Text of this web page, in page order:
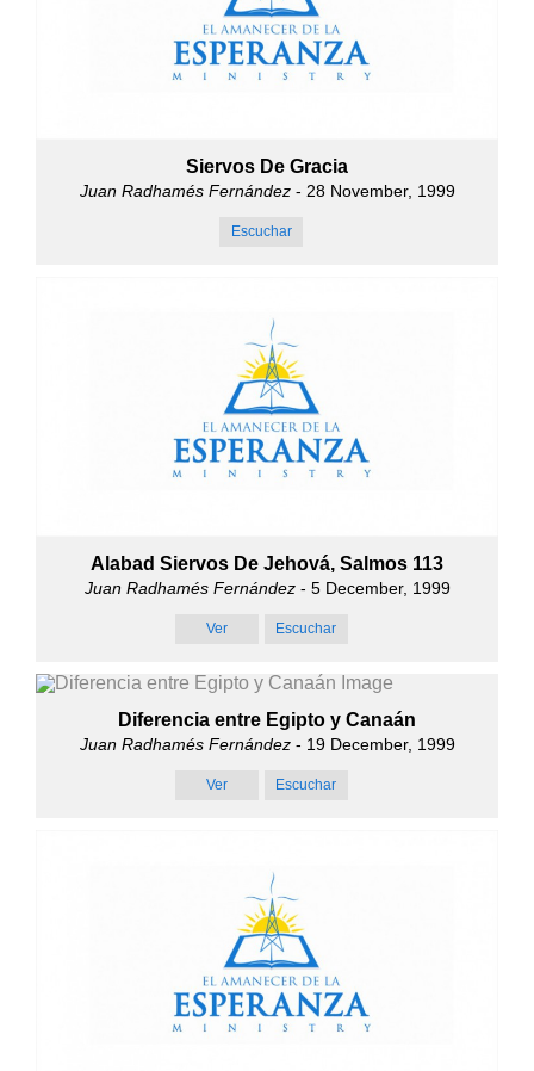
Siervos De Gracia
Juan Radhamés Fernández- 28 November, 1999
Escuchar
Alabad Siervos De Jehová, Salmos 113
Juan Radhamés Fernández- 5 December, 1999
Ver Escuchar
Diferencia entre Egipto y Canaán
Juan Radhamés Fernández- 19 December, 1999
Ver Escuchar